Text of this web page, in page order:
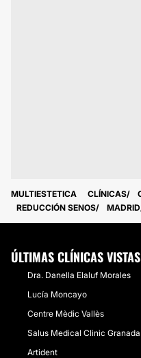
MULTIESTETICA CLÍNICAS
REDUCCIÓN SENOS
MADRID
ÚLTIMAS CLÍNICAS VISTAS
Dra. Danella Elaluf Morales
Lucía Moncayo
Centre Mèdic Vallès
Salus Medical Clinic Granada
Artident